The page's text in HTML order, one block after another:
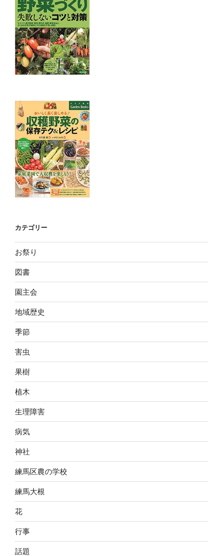
カテゴリー
お祭り
図書
園主会
地域歴史
季節
害虫
果樹
植木
生理障害
病気
神社
練馬区農の学校
練馬大根
花
行事
話題